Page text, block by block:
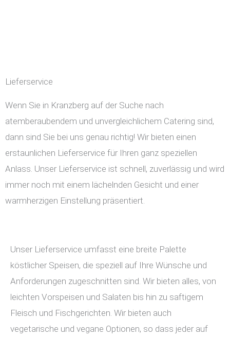
Lieferservice
Wenn Sie in Kranzberg auf der Suche nach
atemberaubendem und unvergleichlichem Catering sind,
dann sind Sie bei uns genau richtig! Wir bieten einen
erstaunlichen Lieferservice für Ihren ganz speziellen
Anlass. Unser Lieferservice ist schnell, zuverlässig und wird
immer noch mit einem lächelnden Gesicht und einer
warmherzigen Einstellung präsentiert.
Unser Lieferservice umfasst eine breite Palette
köstlicher Speisen, die speziell auf Ihre Wünsche und
Anforderungen zugeschnitten sind. Wir bieten alles, von
leichten Vorspeisen und Salaten bis hin zu saftigem
Fleisch und Fischgerichten. Wir bieten auch
vegetarische und vegane Optionen, so dass jeder auf